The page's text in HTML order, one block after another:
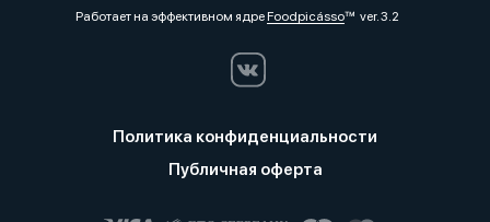
Работает на эффективном ядреFoodpicássover. 3.2
Политика конфиденциальности
Публичная оферта